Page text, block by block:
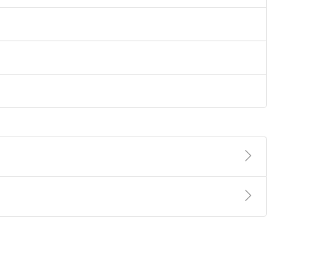
第2條第5款之規定，「非以有形媒介提供之數位